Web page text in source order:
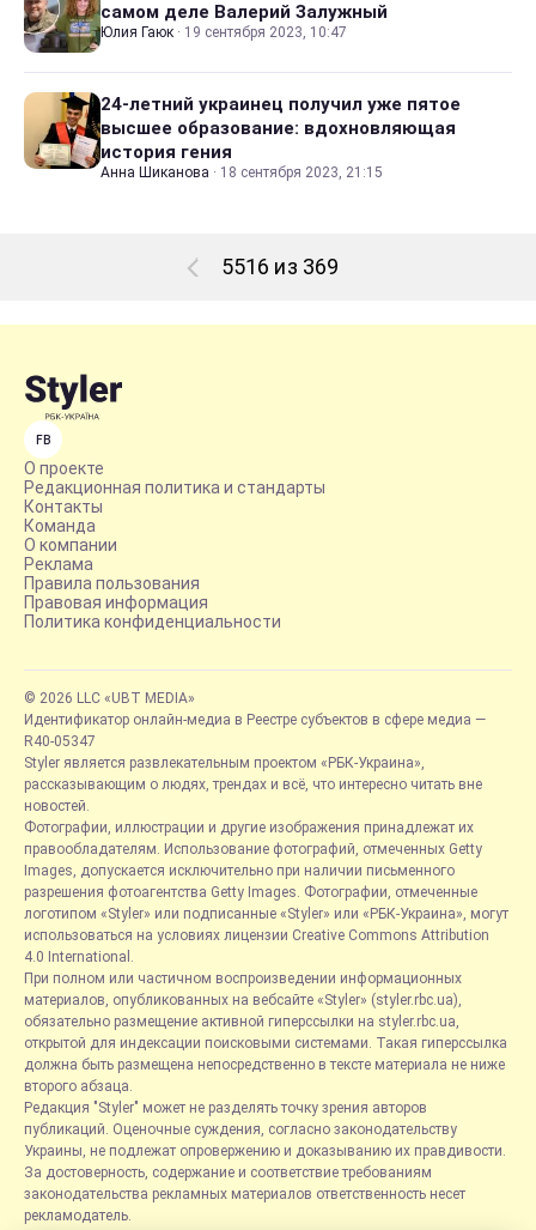
самом деле Валерий Залужный
Юлия Гаюк · 19 сентября 2023, 10:47
24-летний украинец получил уже пятое
высшее образование: вдохновляющая
история гения
Анна Шиканова · 18 сентября 2023, 21:15
5516 из 369
FB
О проекте
Редакционная политика и стандарты
Контакты
Команда
О компании
Реклама
Правила пользования
Правовая информация
Политика конфиденциальности
© 2026 LLC «UBT MEDIA»
Идентификатор онлайн-медиа в Реестре субъектов в сфере медиа —
R40-05347
Styler является развлекательным проектом «РБК-Украина»,
рассказывающим о людях, трендах и всё, что интересно читать вне
новостей.
Фотографии, иллюстрации и другие изображения принадлежат их
правообладателям. Использование фотографий, отмеченных Getty
Images, допускается исключительно при наличии письменного
разрешения фотоагентства Getty Images. Фотографии, отмеченные
логотипом «Styler» или подписанные «Styler» или «РБК-Украина», могут
использоваться на условиях лицензии Creative Commons Attribution
4.0 International.
При полном или частичном воспроизведении информационных
материалов, опубликованных на вебсайте «Styler» (styler.rbc.ua),
обязательно размещение активной гиперссылки на styler.rbc.ua,
открытой для индексации поисковыми системами. Такая гиперссылка
должна быть размещена непосредственно в тексте материала не ниже
второго абзаца.
Редакция "Styler" может не разделять точку зрения авторов
публикаций. Оценочные суждения, согласно законодательству
Украины, не подлежат опровержению и доказыванию их правдивости.
За достоверность, содержание и соответствие требованиям
законодательства рекламных материалов ответственность несет
рекламодатель.